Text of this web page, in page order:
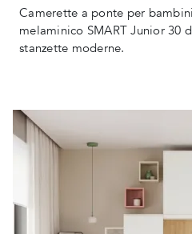
Camerette a ponte per
melaminico SMART Junior 30
stanzette moderne.